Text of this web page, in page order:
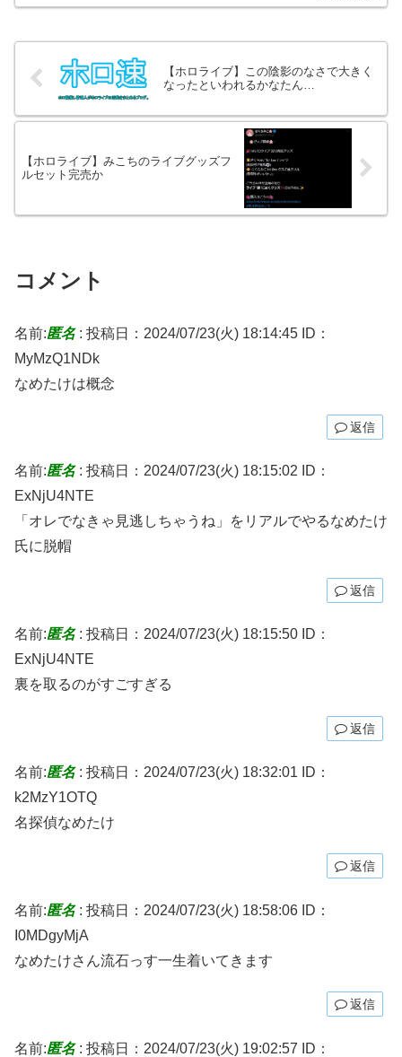
【ホロライブ】この陰影のなさで大きく
なったといわれるかなたん…
【ホロライブ】みこちのライブグッズフ
ルセット完売か
コメント
名前:匿名: 投稿日：2024/07/23(火) 18:14:45 ID：
MyMzQ1NDk
なめたけは概念
返信
名前:匿名: 投稿日：2024/07/23(火) 18:15:02
ID：
ExNjU4NTE
「オレでなきゃ見逃しちゃうね」をリアルでやるなめたけ
氏に脱帽
返信
名前:匿名: 投稿日：2024/07/23(火) 18:15:50 ID：
ExNjU4NTE
裏を取るのがすごすぎる
返信
名前:匿名: 投稿日：2024/07/23(火) 18:32:01
ID：
k2MzY1OTQ
名探偵なめたけ
返信
名前:匿名: 投稿日：2024/07/23(火) 18:58:06 ID：
I0MDgyMjA
なめたけさん流石っす一生着いてきます
返信
名前:匿名: 投稿日：2024/07/23(火) 19:02:57 ID：